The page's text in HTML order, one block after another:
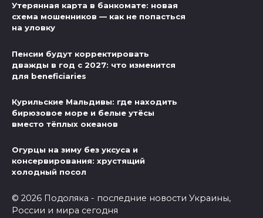
Утерянная карта в банкомате: новая
схема мошенников — как не попасться
на уловку
Пенсии будут корректировать
дважды в год с 2027: что изменится
для beneficiaries
Курильские Мальдивы: где находить
бирюзовое море и белые утёсы
вместо тёплых океанов
Огурцы на зиму без уксуса и
консервирования: хрустящий
холодный посол
© 2026 Подоляка - последние новости Украины,
России и мира сегодня